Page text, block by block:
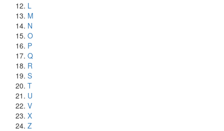
L
M
N
O
P
Q
R
S
T
U
V
X
Z